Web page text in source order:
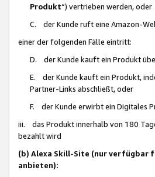
Produkt“) vertrieben werden, oder
C. der Kunde ruft eine Amazon-
einer der folgenden Fälle eintritt:
D. der Kunde kauft ein Produkt
E. der Kunde kauft ein Produkt,
Partner-Links abschließt, oder
F. der Kunde erwirbt ein Digitales
iii. das Produkt innerhalb von 180
bezahlt wird
(b) Alexa Skill-Site (nur verfügbar
anbieten):